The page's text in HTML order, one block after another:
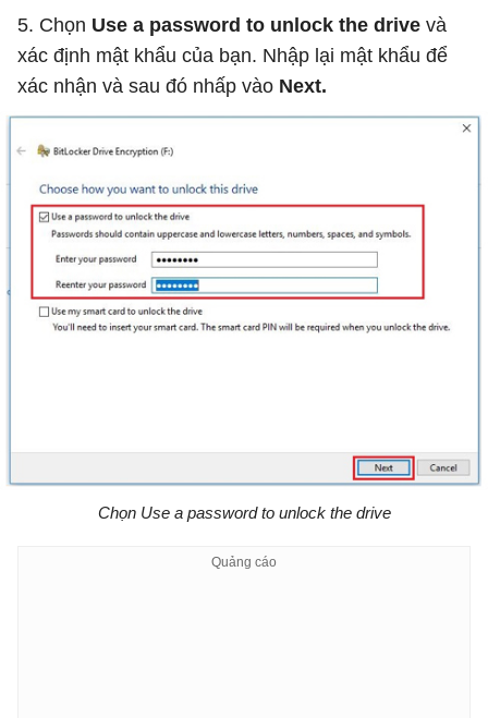
5. Chọn Use a password to unlock the drive và
xác định mật khẩu của bạn. Nhập lại mật khẩu để
xác nhận và sau đó nhấp vào Next.
Chọn Use a password to unlock the drive